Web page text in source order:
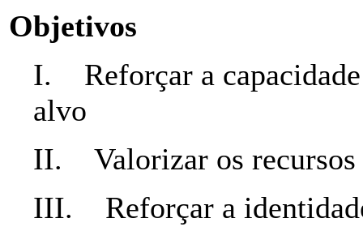
Objetivos
I. Reforçar a
alvo
II. Valorizar os recursos
III. Reforçar a